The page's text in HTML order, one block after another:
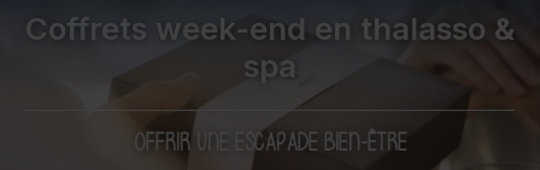
Coffrets week-end en thalasso &
spa
OFFRIR UNE ESCAPADE BIEN-ÊTRE